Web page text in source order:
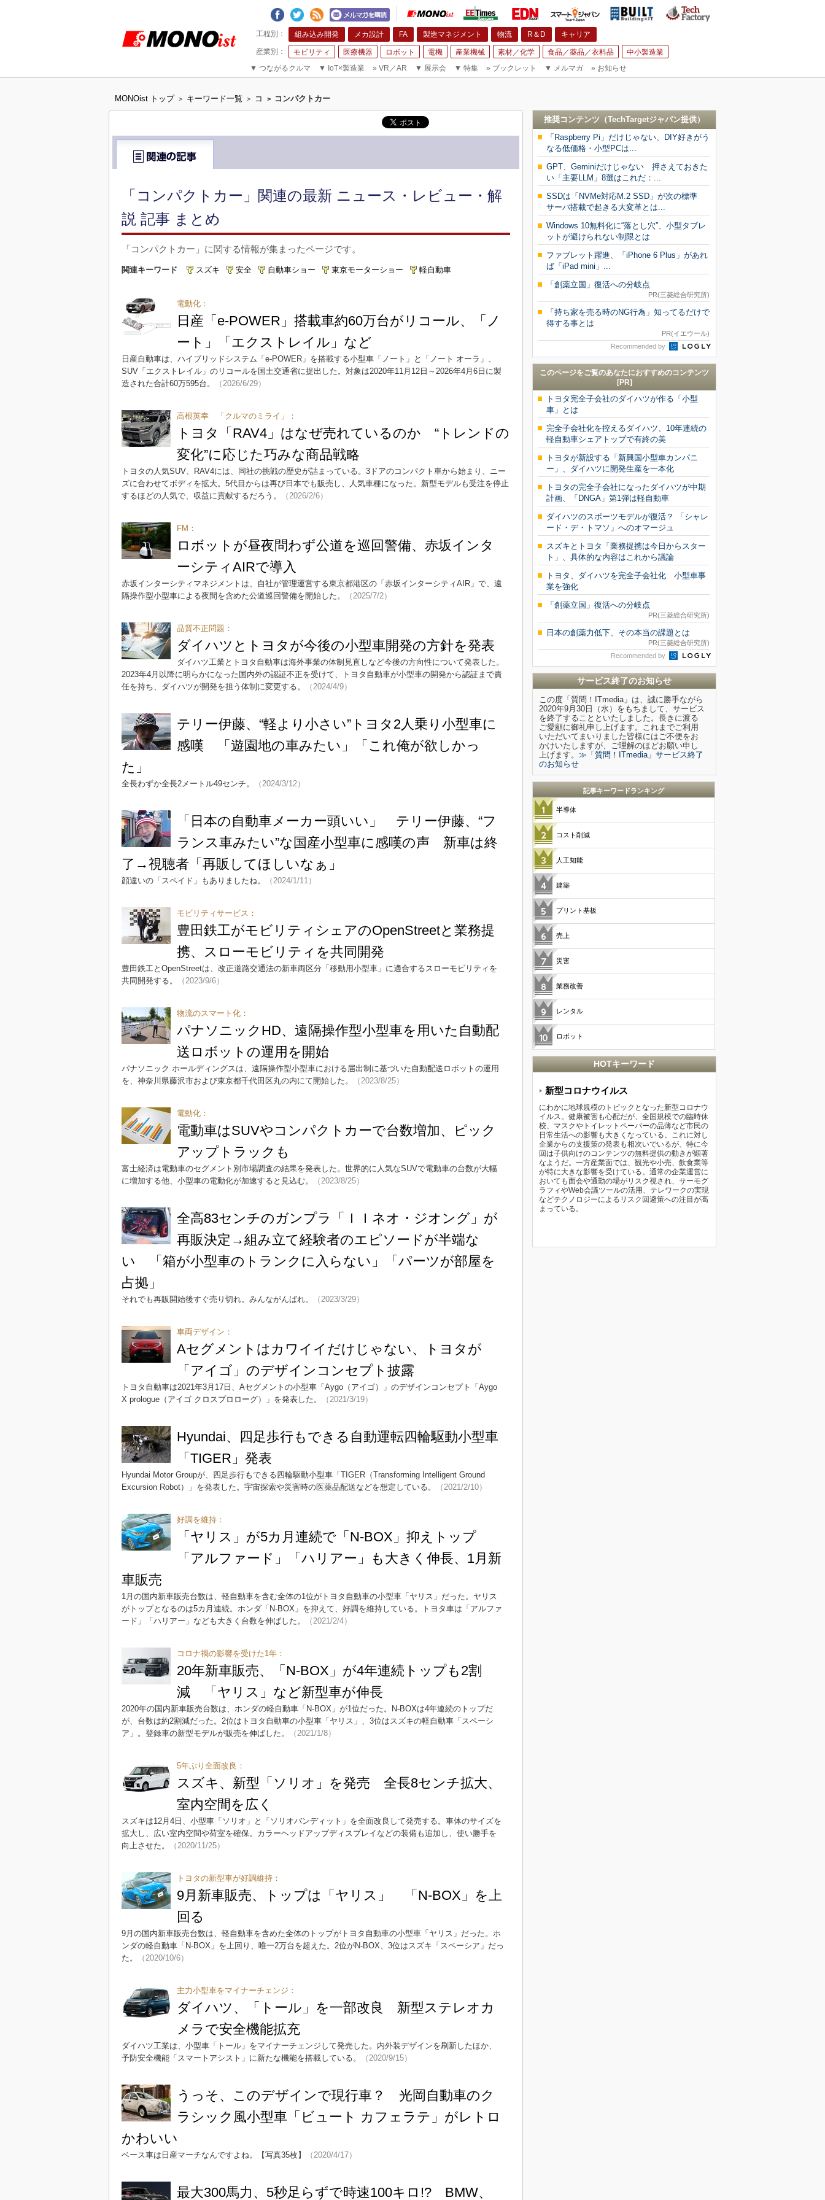
組み込み開発 メカ設計 FA 製造マネジメント 物流 R＆D キャリア
モビリティ 医療機器 ロボット 電機 産業機械 素材／化学 食品／薬品／衣料品
中小製造業
▼ つながるクルマ ▼ IoT×製造業 » VR／AR ▼ 展示会 ▼ 特集 » ブックレット ▼ メルマガ » お知らせ
MONOist トップ > キーワード一覧 > コ > コンパクトカー
「コンパクトカー」関連の最新 ニュース・レビュー・解
説 記事 まとめ
「コンパクトカー」に関する情報が集まったページです。
関連キーワード スズキ 安全 自動車ショー 東京モーターショー 軽自動車
電動化：
日産「e-POWER」搭載車約60万台がリコール、「ノ
ート」「エクストレイル」など
日産自動車は、ハイブリッドシステム「e-POWER」を搭載する小型車「ノート」と「ノート オーラ」、
SUV「エクストレイル」のリコールを国土交通省に提出した。対象は2020年11月12日～2026年4月6日に製
造された合計60万595台。
（2026/6/29）
高根英幸 「クルマのミライ」：
トヨタ「RAV4」はなぜ売れているのか “トレンドの
変化”に応じた巧みな商品戦略
トヨタの人気SUV、RAV4には、同社の挑戦の歴史が詰まっている。3ドアのコンパクト車から始まり、ニー
ズに合わせてボディを拡大。5代目からは再び日本でも販売し、人気車種になった。新型モデルも受注を停止
するほどの人気で、収益に貢献するだろう。
（2026/2/6）
FM：
ロボットが昼夜問わず公道を巡回警備、赤坂インタ
ーシティAIRで導入
赤坂インターシティマネジメントは、自社が管理運営する東京都港区の「赤坂インターシティAIR」で、遠
隔操作型小型車による夜間を含めた公道巡回警備を開始した。
（2025/7/2）
品質不正問題：
ダイハツとトヨタが今後の小型車開発の方針を発表
ダイハツ工業とトヨタ自動車は海外事業の体制見直しなど今後の方向性について発表した。
2023年4月以降に明らかになった国内外の認証不正を受けて、トヨタ自動車が小型車の開発から認証まで責
任を持ち、ダイハツが開発を担う体制に変更する。
（2024/4/9）
テリー伊藤、“軽より小さい”トヨタ2人乗り小型車に
感嘆 「遊園地の車みたい」「これ俺が欲しかっ
た」
全長わずか全長2メートル49センチ。 （2024/3/12）
「日本の自動車メーカー頭いい」 テリー伊藤、“フ
ランス車みたい”な国産小型車に感嘆の声 新車は終
了→視聴者「再販してほしいなぁ」
顔違いの「スペイド」もありましたね。 （2024/1/11）
モビリティサービス：
豊田鉄工がモビリティシェアのOpenStreetと業務提
携、スローモビリティを共同開発
豊田鉄工とOpenStreetは、改正道路交通法の新車両区分「移動用小型車」に適合するスローモビリティを
共同開発する。
（2023/9/6）
物流のスマート化：
パナソニックHD、遠隔操作型小型車を用いた自動配
送ロボットの運用を開始
パナソニック ホールディングスは、遠隔操作型小型車における届出制に基づいた自動配送ロボットの運用
を、神奈川県藤沢市および東京都千代田区丸の内にて開始した。
（2023/8/25）
電動化：
電動車はSUVやコンパクトカーで台数増加、ピック
アップトラックも
富士経済は電動車のセグメント別市場調査の結果を発表した。世界的に人気なSUVで電動車の台数が大幅
に増加する他、小型車の電動化が加速すると見込む。
（2023/8/25）
全高83センチのガンプラ「ＩＩネオ・ジオング」が
再販決定→組み立て経験者のエピソードが半端な
い 「箱が小型車のトランクに入らない」「パーツが部屋を
占拠」
それでも再販開始後すぐ売り切れ。みんながんばれ。 （2023/3/29）
車両デザイン：
Aセグメントはカワイイだけじゃない、トヨタが
「アイゴ」のデザインコンセプト披露
トヨタ自動車は2021年3月17日、Aセグメントの小型車「Aygo（アイゴ）」のデザインコンセプト「Aygo
X prologue（アイゴ クロスプロローグ）」を発表した。
（2021/3/19）
Hyundai、四足歩行もできる自動運転四輪駆動小型車
「TIGER」発表
Hyundai Motor Groupが、四足歩行もできる四輪駆動小型車「TIGER（Transforming Intelligent Ground
Excursion Robot）」を発表した。宇宙探索や災害時の医薬品配送などを想定している。
（2021/2/10）
好調を維持：
「ヤリス」が5カ月連続で「N-BOX」抑えトップ
「アルファード」「ハリアー」も大きく伸長、1月新
車販売
1月の国内新車販売台数は、軽自動車を含む全体の1位がトヨタ自動車の小型車「ヤリス」だった。ヤリス
がトップとなるのは5カ月連続。ホンダ「N-BOX」を抑えて、好調を維持している。トヨタ車は「アルファ
ード」「ハリアー」なども大きく台数を伸ばした。
（2021/2/4）
コロナ禍の影響を受けた1年：
20年新車販売、「N-BOX」が4年連続トップも2割
減 「ヤリス」など新型車が伸長
2020年の国内新車販売台数は、ホンダの軽自動車「N-BOX」が1位だった。N-BOXは4年連続のトップだ
が、台数は約2割減だった。2位はトヨタ自動車の小型車「ヤリス」、3位はスズキの軽自動車「スペーシ
ア」。登録車の新型モデルが販売を伸ばした。
（2021/1/8）
5年ぶり全面改良：
スズキ、新型「ソリオ」を発売 全長8センチ拡大、
室内空間を広く
スズキは12月4日、小型車「ソリオ」と「ソリオバンディット」を全面改良して発売する。車体のサイズを
拡大し、広い室内空間や荷室を確保。カラーヘッドアップディスプレイなどの装備も追加し、使い勝手を
向上させた。
（2020/11/25）
トヨタの新型車が好調維持：
9月新車販売、トップは「ヤリス」 「N-BOX」を上
回る
9月の国内新車販売台数は、軽自動車を含めた全体のトップがトヨタ自動車の小型車「ヤリス」だった。ホ
ンダの軽自動車「N-BOX」を上回り、唯一2万台を超えた。2位がN-BOX、3位はスズキ「スペーシア」だっ
た。
（2020/10/6）
主力小型車をマイナーチェンジ：
ダイハツ、「トール」を一部改良 新型ステレオカ
メラで安全機能拡充
ダイハツ工業は、小型車「トール」をマイナーチェンジして発売した。内外装デザインを刷新したほか、
予防安全機能「スマートアシスト」に新たな機能を搭載している。
（2020/9/15）
うっそ、このデザインで現行車？ 光岡自動車のク
ラシック風小型車「ビュート カフェラテ」がレトロ
かわいい
ベース車は日産マーチなんですよね。【写真35枚】 （2020/4/17）
最大300馬力、5秒足らずで時速100キロ!? BMW、
推奨コンテンツ（TechTargetジャパン提供）
「Raspberry Pi」だけじゃない、DIY好きがう
なる低価格・小型PCは...
GPT、Geminiだけじゃない 押さえておきた
い「主要LLM」8選はこれだ：...
SSDは「NVMe対応M.2 SSD」が次の標準
サーバ搭載で起きる大変革とは...
Windows 10無料化に“落とし穴”、小型タブレ
ットが避けられない制限とは
ファブレット躍進、「iPhone 6 Plus」があれ
ば「iPad mini」...
「創薬立国」復活への分岐点
PR(三菱総合研究所)
「持ち家を売る時のNG行為」知ってるだけで
得する事とは
PR(イエウール)
Recommended by
このページをご覧のあなたにおすすめのコンテンツ
[PR]
トヨタ完全子会社のダイハツが作る「小型
車」とは
完全子会社化を控えるダイハツ、10年連続の
軽自動車シェアトップで有終の美
トヨタが新設する「新興国小型車カンパニ
ー」、ダイハツに開発生産を一本化
トヨタの完全子会社になったダイハツが中期
計画、「DNGA」第1弾は軽自動車
ダイハツのスポーツモデルが復活？ 「シャレ
ード・デ・トマソ」へのオマージュ
スズキとトヨタ「業務提携は今日からスター
ト」、具体的な内容はこれから議論
トヨタ、ダイハツを完全子会社化 小型車事
業を強化
「創薬立国」復活への分岐点
PR(三菱総合研究所)
日本の創薬力低下、その本当の課題とは
PR(三菱総合研究所)
Recommended by
サービス終了のお知らせ
この度「質問！ITmedia」は、誠に勝手ながら
2020年9月30日（水）をもちまして、サービス
を終了することといたしました。長きに渡る
ご愛顧に御礼申し上げます。これまでご利用
いただいてまいりました皆様にはご不便をお
かけいたしますが、ご理解のほどお願い申し
上げます。 ≫「質問！ITmedia」サービス終了
のお知らせ
記事キーワードランキング
半導体
コスト削減
人工知能
建築
プリント基板
売上
災害
業務改善
レンタル
ロボット
HOTキーワード
新型コロナウイルス
にわかに地球規模のトピックとなった新型コロナウ
イルス。健康被害も心配だが、全国規模での臨時休
校、マスクやトイレットペーパーの品薄など市民の
日常生活への影響も大きくなっている。これに対し
企業からの支援策の発表も相次いでいるが、特に今
回は子供向けのコンテンツの無料提供の動きが顕著
なようだ。一方産業面では、観光や小売、飲食業等
が特に大きな影響を受けている。通常の企業運営に
おいても面会や通勤の場がリスク視され、サーモグ
ラフィやWeb会議ツールの活用、テレワークの実現
などテクノロジーによるリスク回避策への注目が高
まっている。